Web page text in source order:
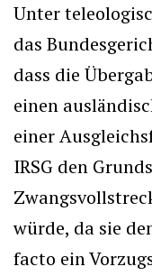
Unter
das
dass die
einen
einer
IRSG den
würde, da sie
facto ein